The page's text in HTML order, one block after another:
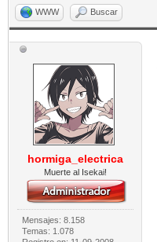
WWW Buscar
hormiga_electrica
Muerte al Isekai!
Mensajes: 8.158
Temas: 1.078